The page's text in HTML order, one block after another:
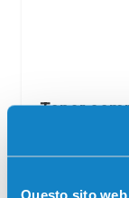
Questo sito
Toner